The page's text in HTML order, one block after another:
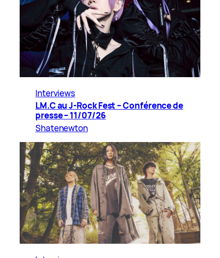
Interviews
LM.C au J-Rock Fest – Conférence de
presse – 11/07/26
Shatenewton